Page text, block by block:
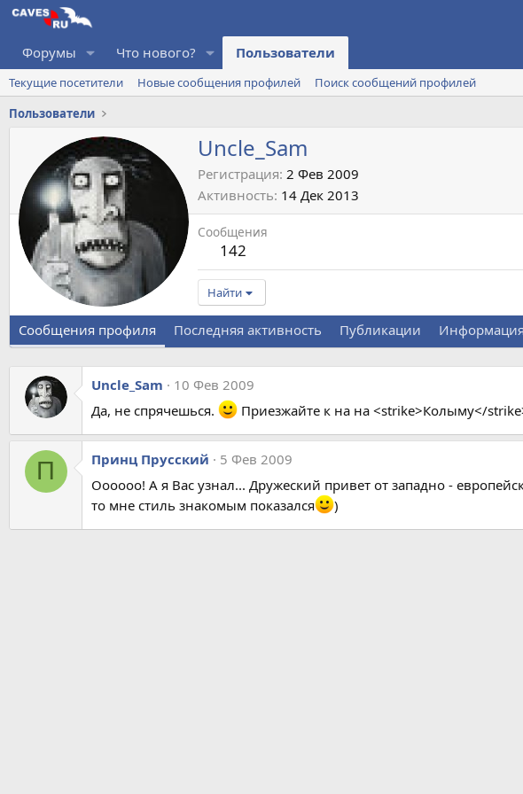
Форумы Что нового? Пользователи
Текущие посетители Новые сообщения профилей
Поиск сообщений профилей
Пользователи
Uncle_Sam
Регистрация 2 Фев 2009
Активность 14 Дек 2013
Сообщения
142
Найти
Сообщения профиля Последняя активность Публикации Информация
Uncle_Sam
10 Фев 2009
Да, не спрячешься.
Приезжайте к на на <strike>Колыму</
П Принц Прусский
5 Фев 2009
Оооооо! А я Вас узнал... Дружеский привет от западно -
то мне стиль знакомым показался
)